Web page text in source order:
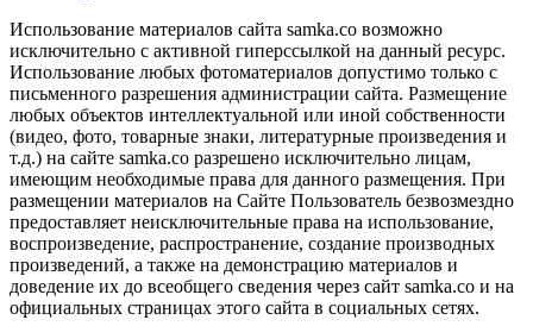
Использование материалов сайта samka.co возможно
исключительно с активной гиперссылкой на данный ресурс.
Использование любых фотоматериалов допустимо только с
письменного разрешения администрации сайта. Размещение
любых объектов интеллектуальной или иной собственности
(видео, фото, товарные знаки, литературные произведения и
т.д.) на сайте samka.co разрешено исключительно лицам,
имеющим необходимые права для данного размещения. При
размещении материалов на Сайте Пользователь безвозмездно
предоставляет неисключительные права на использование,
воспроизведение, распространение, создание производных
произведений, а также на демонстрацию материалов и
доведение их до всеобщего сведения через сайт samka.co и на
официальных страницах этого сайта в социальных сетях.